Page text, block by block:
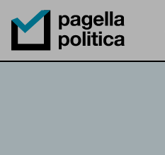
Pagella Politica Logo